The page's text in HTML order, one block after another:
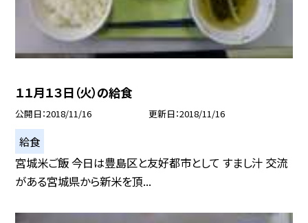
１１月１３日（火）の給食
公開日 2018/11/16 更新日 2018/11/16
給食
宮城米ご飯 今日は豊島区と友好都市として すまし汁 交流
がある宮城県から新米を頂...